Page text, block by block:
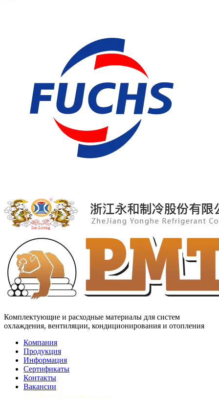
Комплектующие и расходные материалы для систем
охлаждения, вентиляции, кондиционирования и отопления
Компания
Продукция
Информация
Сертификаты
Контакты
Вакансии